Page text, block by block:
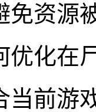
资源
优化在
当前游